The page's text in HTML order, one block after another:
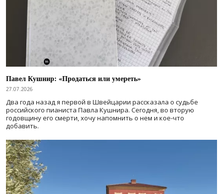
Павел Кушнир: «Продаться или умереть»
27.07.2026
Два года назад я первой в Швейцарии рассказала о судьбе
российского пианиста Павла Кушнира. Сегодня, во вторую
годовщину его смерти, хочу напомнить о нем и кое-что
добавить.